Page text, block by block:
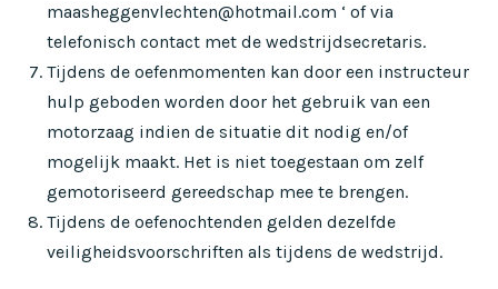
maasheggenvlechten@hotmail.com ‘ of via
telefonisch contact met de wedstrijdsecretaris.
Tijdens de oefenmomenten kan door een instructeur
hulp geboden worden door het gebruik van een
motorzaag indien de situatie dit nodig en/of
mogelijk maakt. Het is niet toegestaan om zelf
gemotoriseerd gereedschap mee te brengen.
Tijdens de oefenochtenden gelden dezelfde
veiligheidsvoorschriften als tijdens de wedstrijd.